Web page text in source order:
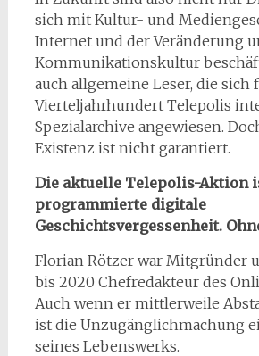
sich mit Kultur- und
Internet und der Veränderung
Kommunikationskultur
auch allgemeine Leser, die sich
Vierteljahrhundert Telepolis
Spezialarchive angewiesen.
Existenz ist nicht garantiert.
Die aktuelle Telepolis-Aktion
programmierte digitale
Geschichtsvergessenheit.
Florian Rötzer war Mitgründer
bis 2020 Chefredakteur des
Auch wenn er mittlerweile
ist die Unzugänglichmachung
seines Lebenswerks.